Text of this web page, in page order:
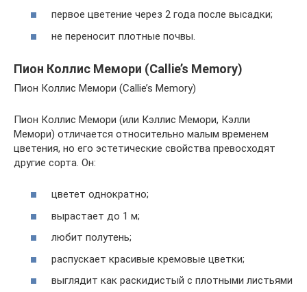
первое цветение через 2 года после высадки;
не переносит плотные почвы.
Пион Коллис Мемори (Callie’s Memory)
Пион Коллис Мемори (Callie’s Memory)
Пион Коллис Мемори (или Кэллис Мемори, Кэлли
Мемори) отличается относительно малым временем
цветения, но его эстетические свойства превосходят
другие сорта. Он:
цветет однократно;
вырастает до 1 м;
любит полутень;
распускает красивые кремовые цветки;
выглядит как раскидистый с плотными листьями